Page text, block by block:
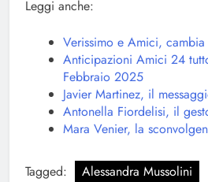
Leggi anche:
Verissimo e Amici,
Anticipazioni Amici 24
Febbraio 2025
Javier Martinez, il
Antonella Fiordelisi, il
Mara Venier, la
Tagged: Alessandra Mussolini